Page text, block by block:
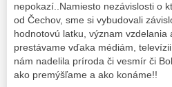
nepokazí..Namiesto nezávislosti o
od Čechov, sme si vybudovali
hodnotovú latku, význam
prestávame vďaka médiám,
nám nadelila príroda či vesmír či
ako premýšľame a ako konáme!!